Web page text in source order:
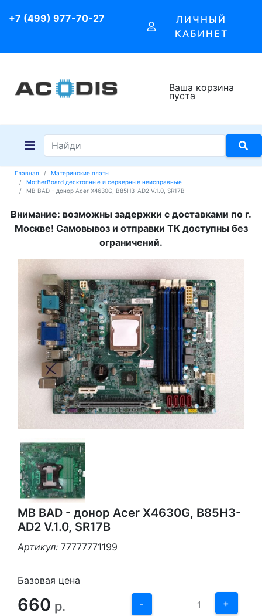
+7 (499) 977-70-27
ЛИЧНЫЙ
КАБИНЕТ
Ваша корзина
пуста
Главная
Материнские платы
MotherBoard десктопные и серверные неисправные
MB BAD - донор Acer X4630G, B85H3-AD2 V.1.0, SR17B
Внимание: возможны задержки с доставками по г.
Москве! Самовывоз и отправки ТК доступны без
ограничений.
MB BAD - донор Acer X4630G, B85H3-
AD2 V.1.0, SR17B
Артикул: 77777771199
Базовая цена
660 р. -
3
1
+